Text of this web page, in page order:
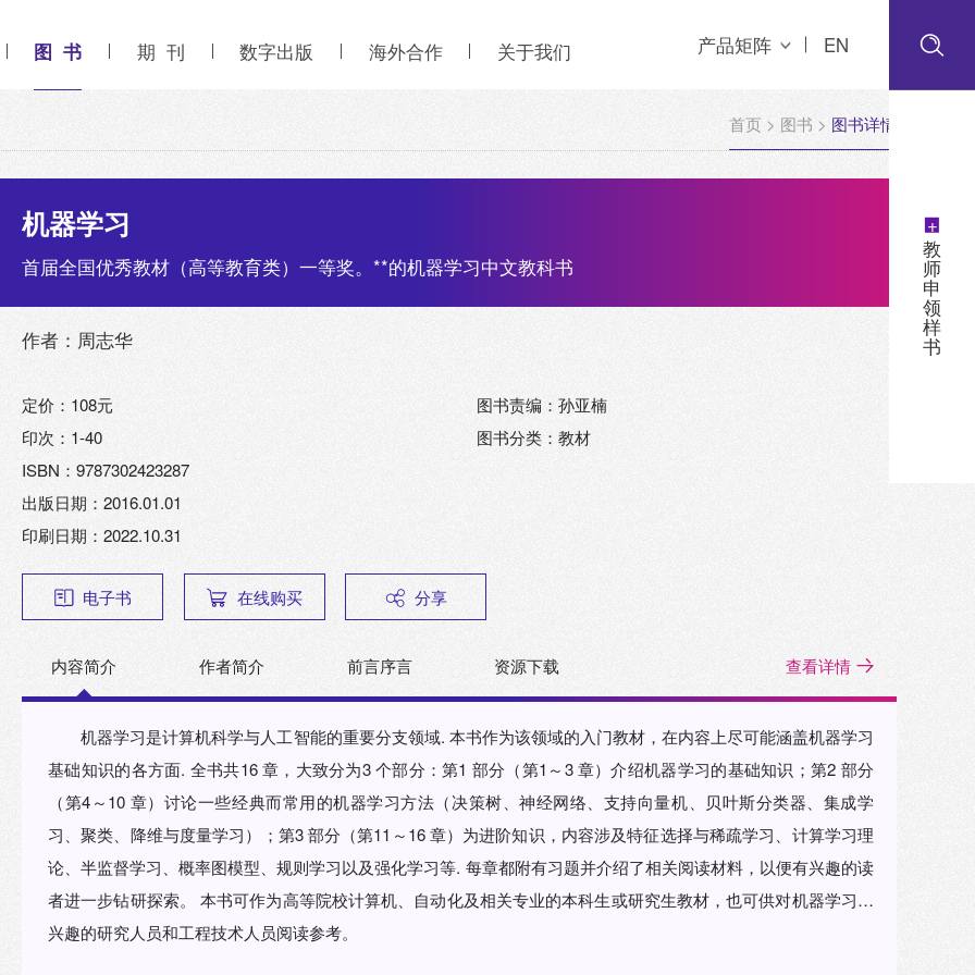
图 书 期 刊 数字出版 海外合作 关于我们 产品矩阵 EN
+
教
师
申
领
样
书
首页 > 图书 > 图书详情
机器学习
首届全国优秀教材（高等教育类）一等奖。**的机器学习中文教科书
作者：周志华
定价：108元
印次：1-40
ISBN：9787302423287
出版日期：2016.01.01
印刷日期：2022.10.31
图书责编：孙亚楠
图书分类：教材
电子书 在线购买 分享
内容简介 作者简介 前言序言 资源下载 查看详情
机器学习是计算机科学与人工智能的重要分支领域. 本书作为该领域的入门教材，在内容上尽可能涵盖机器学习
基础知识的各方面. 全书共16 章，大致分为3 个部分：第1 部分（第1～3 章）介绍机器学习的基础知识；第2 部分
（第4～10 章）讨论一些经典而常用的机器学习方法（决策树、神经网络、支持向量机、贝叶斯分类器、集成学
习、聚类、降维与度量学习）；第3 部分（第11～16 章）为进阶知识，内容涉及特征选择与稀疏学习、计算学习理
论、半监督学习、概率图模型、规则学习以及强化学习等. 每章都附有习题并介绍了相关阅读材料，以便有兴趣的读
者进一步钻研探索。 本书可作为高等院校计算机、自动化及相关专业的本科生或研究生教材，也可供对机器学习感
兴趣的研究人员和工程技术人员阅读参考。